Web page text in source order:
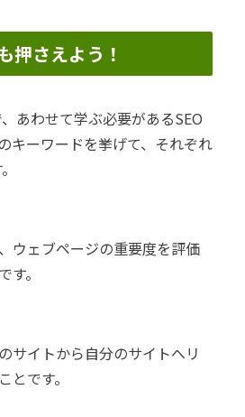
押さえよう！
あわせて学ぶ必要があるSEO
キーワードを挙げて、それぞれ
ウェブページの重要度を評価
す。
サイトから自分のサイトへリ
とです。